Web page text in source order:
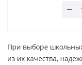
При выборе
из их качества,